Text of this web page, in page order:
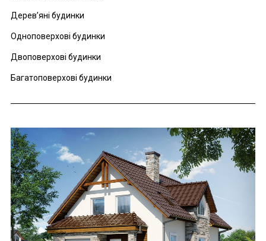
Дерев’яні будинки
Одноповерхові будинки
Двоповерхові будинки
Багатоповерхові будинки